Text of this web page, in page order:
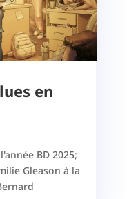
en
BD 2025;
Gleason à la